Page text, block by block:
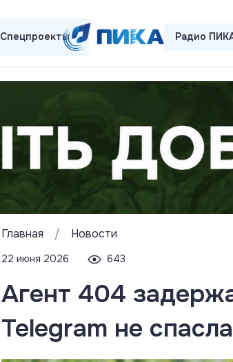
Спецпроекты Радио
Главная / Новости
22 июня 2026 643
Агент 404
Telegram не спасла